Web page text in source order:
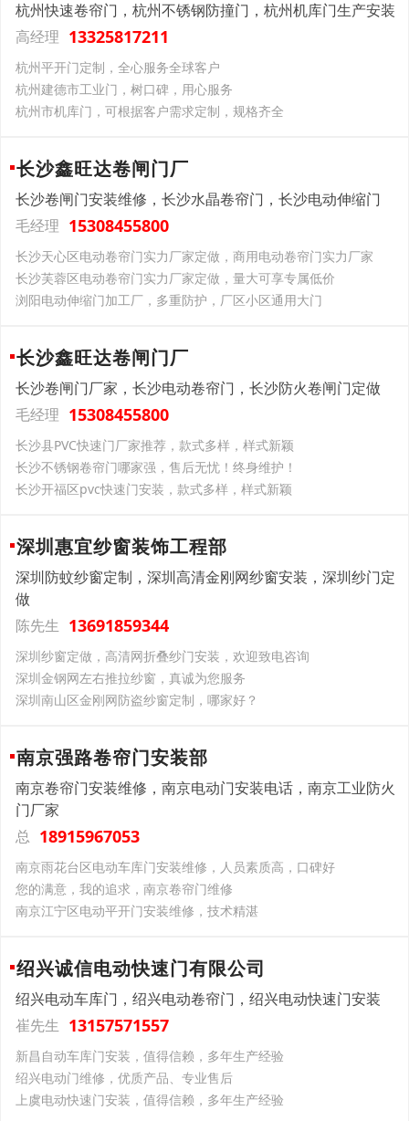
杭州快速卷帘门，杭州不锈钢防撞门，杭州机库门生产安装
高经理 13325817211
杭州平开门定制，全心服务全球客户
杭州建德市工业门，树口碑，用心服务
杭州市机库门，可根据客户需求定制，规格齐全
长沙鑫旺达卷闸门厂
长沙卷闸门安装维修，长沙水晶卷帘门，长沙电动伸缩门
毛经理 15308455800
长沙天心区电动卷帘门实力厂家定做，商用电动卷帘门实力厂家
长沙芙蓉区电动卷帘门实力厂家定做，量大可享专属低价
浏阳电动伸缩门加工厂，多重防护，厂区小区通用大门
长沙鑫旺达卷闸门厂
长沙卷闸门厂家，长沙电动卷帘门，长沙防火卷闸门定做
毛经理 15308455800
长沙县PVC快速门厂家推荐，款式多样，样式新颖
长沙不锈钢卷帘门哪家强，售后无忧！终身维护！
长沙开福区pvc快速门安装，款式多样，样式新颖
深圳惠宜纱窗装饰工程部
深圳防蚊纱窗定制，深圳高清金刚网纱窗安装，深圳纱门定
做
陈先生 13691859344
深圳纱窗定做，高清网折叠纱门安装，欢迎致电咨询
深圳金钢网左右推拉纱窗，真诚为您服务
深圳南山区金刚网防盗纱窗定制，哪家好？
南京强路卷帘门安装部
南京卷帘门安装维修，南京电动门安装电话，南京工业防火
门厂家
总 18915967053
南京雨花台区电动车库门安装维修，人员素质高，口碑好
您的满意，我的追求，南京卷帘门维修
南京江宁区电动平开门安装维修，技术精湛
绍兴诚信电动快速门有限公司
绍兴电动车库门，绍兴电动卷帘门，绍兴电动快速门安装
崔先生 13157571557
新昌自动车库门安装，值得信赖，多年生产经验
绍兴电动门维修，优质产品、专业售后
上虞电动快速门安装，值得信赖，多年生产经验